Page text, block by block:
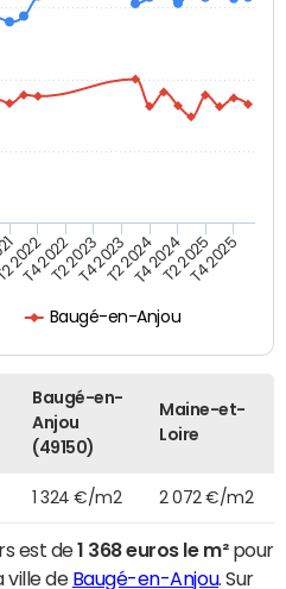
Baugé-en-Anjou
2022
T4 2022T2 2023T4 2023T2 2024T4 2024T2 2025T4 2025
Baugé-en-
Anjou
(49150)
Maine-et-
Loire
1 324 €/m2 2 072 €/m2
est de1 368 euros le m²pour
ville de Baugé-en-Anjou. Sur